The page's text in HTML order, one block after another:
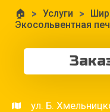
🏠 > Услуги >
Экосольвентная
ул. Б.